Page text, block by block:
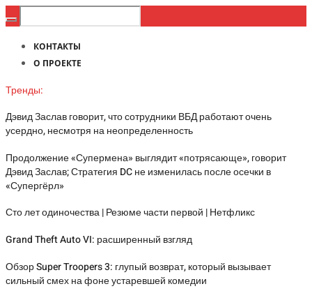
КОНТАКТЫ
О ПРОЕКТЕ
Тренды:
Дэвид Заслав говорит, что сотрудники ВБД работают очень
усердно, несмотря на неопределенность
Продолжение «Супермена» выглядит «потрясающе», говорит
Дэвид Заслав; Стратегия DC не изменилась после осечки в
«Супергёрл»
Сто лет одиночества | Резюме части первой | Нетфликс
Grand Theft Auto VI: расширенный взгляд
Обзор Super Troopers 3: глупый возврат, который вызывает
сильный смех на фоне устаревшей комедии